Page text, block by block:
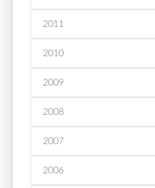
2011
2010
2009
2008
2007
2006